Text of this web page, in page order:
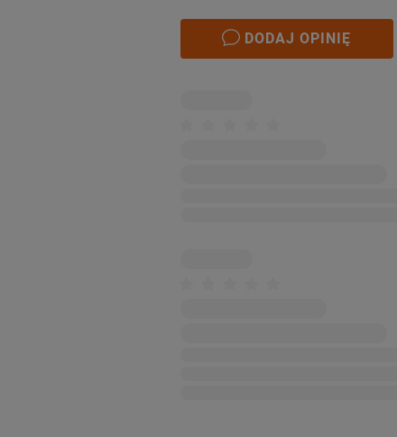
DODAJ OPINIĘ